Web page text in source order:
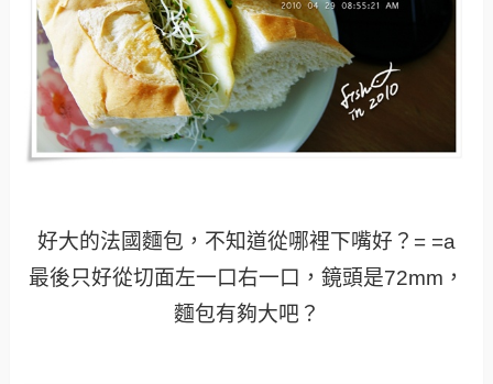
好大的法國麵包，不知道從哪裡下嘴好？= =a
最後只好從切面左一口右一口，鏡頭是72mm，
麵包有夠大吧？